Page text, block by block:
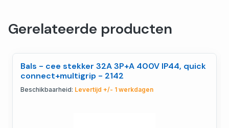
Gerelateerde producten
Bals - cee stekker 32A 3P+A 400V IP44, quick
connect+multigrip - 2142
Beschikbaarheid: Levertijd +/- 1 werkdagen